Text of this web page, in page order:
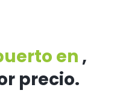
en ,
precio.